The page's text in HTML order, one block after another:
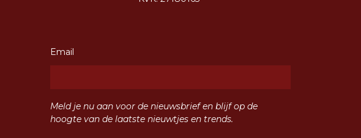
Email
Meld je nu aan voor de nieuwsbrief en blijf op de
hoogte van de laatste nieuwtjes en trends.